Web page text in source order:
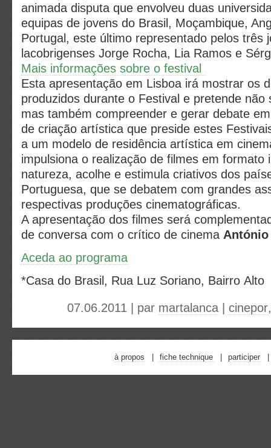
animada disputa que envolveu duas
equipas de jovens do Brasil, Moçambique,
Portugal, este último representado pelos três
lacobrigenses Jorge Rocha, Lia Ramos e
Mais informações sobre o festival
Esta apresentação em Lisboa irá mostrar os
produzidos durante o Festival e pretende não
mas também compreender e gerar debate
de criação artística que preside estes
a um modelo de residência artística em
impulsiona o realização de filmes em formato
natureza, acolhe e estimula criativos dos
Portuguesa, que se debatem com grandes
respectivas produções cinematográficas.
A apresentação dos filmes será
de conversa com o crítico de cinema António
Aceda ao programa
*Casa do Brasil, Rua Luz Soriano, Bairro Alto
07.06.2011 | par martalanca cinepor
à propos fiche technique participer